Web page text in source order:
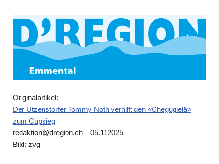
Originalartikel:
Der Utzenstorfer Tommy Noth verhilft den «Chegugielä»
zum Cupsieg
redaktion@dregion.ch – 05.112025
Bild: zvg